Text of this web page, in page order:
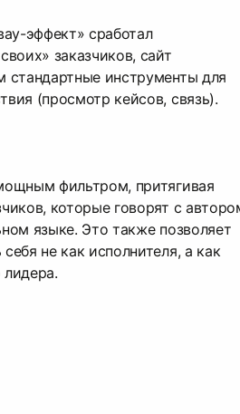
эффект» сработал
заказчиков, сайт
стандартные инструменты для
(просмотр кейсов, связь).
фильтром, притягивая
которые говорят с
языке. Это также позволяет
не как исполнителя, а как
лидера.